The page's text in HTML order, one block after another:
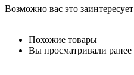
Возможно вас это заинтересует
Похожие товары
Вы просматривали ранее